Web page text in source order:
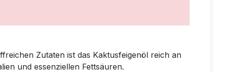
Zutaten ist das Kaktusfeigenöl reich an
und essenziellen Fettsäuren.